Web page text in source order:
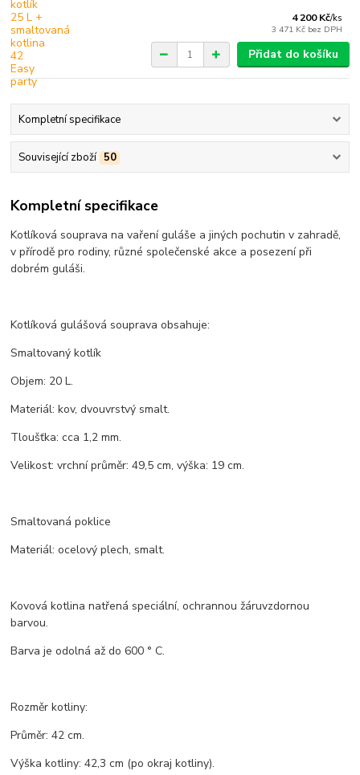
4 200 Kč/ks
3 471 Kč bez DPH
Přidat do košíku
Kompletní specifikace
Související zboží 50
Kompletní specifikace
Kotlíková souprava na vaření guláše a jiných pochutin v zahradě,
v přírodě pro rodiny, různé společenské akce a posezení při
dobrém guláši.
Kotlíková gulášová souprava obsahuje:
Smaltovaný kotlík
Objem: 20 L.
Materiál: kov, dvouvrstvý smalt.
Tloušťka: cca 1,2 mm.
Velikost: vrchní průměr: 49,5 cm, výška: 19 cm.
Smaltovaná poklice
Materiál: ocelový plech, smalt.
Kovová kotlina natřená speciální, ochrannou žáruvzdornou
barvou.
Barva je odolná až do 600 ° C.
Rozměr kotliny:
Průměr: 42 cm.
Výška kotliny: 42,3 cm (po okraj kotliny).